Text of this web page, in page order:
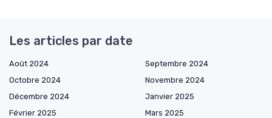
Les articles par date
Août 2024
Septembre 2024
Octobre 2024
Novembre 2024
Décembre 2024
Janvier 2025
Février 2025
Mars 2025